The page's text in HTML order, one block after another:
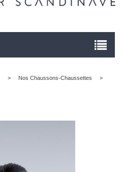
> Nos Chaussons-Chaussettes >